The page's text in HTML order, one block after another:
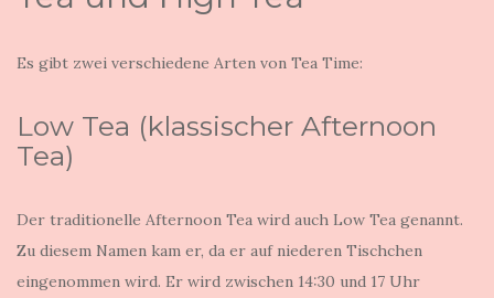
Es gibt zwei verschiedene Arten von Tea Time:
Low Tea (klassischer Afternoon
Tea)
Der traditionelle Afternoon Tea wird auch Low Tea genannt.
Zu diesem Namen kam er, da er auf niederen Tischchen
eingenommen wird. Er wird zwischen 14:30 und 17 Uhr